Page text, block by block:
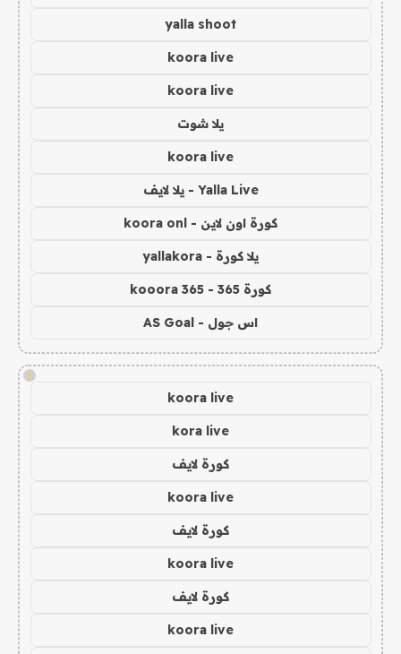
yalla shoot
koora live
koora live
يلا شوت
koora live
Yalla Live - يلا لايف
كورة اون لاين - koora onl
يلا كورة - yallakora
كورة 365 - kooora 365
اس جول - AS Goal
!
koora live
kora live
كورة لايف
koora live
كورة لايف
koora live
كورة لايف
koora live